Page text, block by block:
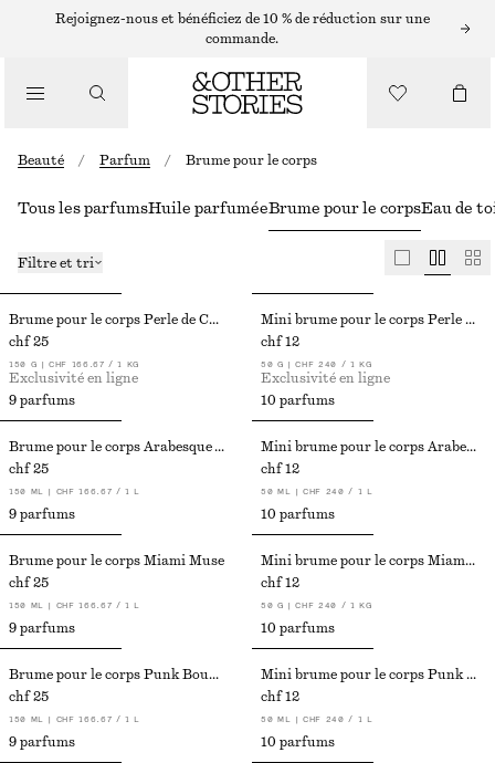
Rejoignez-nous et bénéficiez de 10 % de réduction sur une
commande.
Beauté / Parfum / Brume pour le corps
Tous les parfumsHuile parfuméeBrume pour le corpsEau de
Filtre et tri
Brume pour le corps Perle de Coco​
chf 25
150 G | CHF 166.67 / 1 KG
9 parfums
Exclusivité en ligne
Mini brume pour le corps Perle de Coco
chf 12
50 G | CHF 240 / 1 KG
10 parfums
Exclusivité en ligne
Brume pour le corps Arabesque Wood
chf 25
150 ML | CHF 166.67 / 1 L
9 parfums
Mini brume pour le corps Arabesque Wood
chf 12
50 ML | CHF 240 / 1 L
10 parfums
Brume pour le corps Miami Muse
chf 25
150 ML | CHF 166.67 / 1 L
9 parfums
Mini brume pour le corps Miami Muse
chf 12
50 G | CHF 240 / 1 KG
10 parfums
Brume pour le corps Punk Bouquet
chf 25
150 ML | CHF 166.67 / 1 L
9 parfums
Mini brume pour le corps Punk Bouquet
chf 12
50 ML | CHF 240 / 1 L
10 parfums